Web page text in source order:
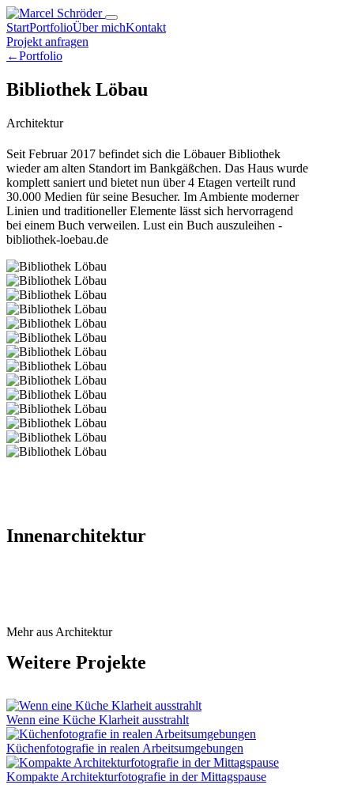
StartPortfolioÜber michKontakt
Projekt anfragen
←Portfolio
Bibliothek Löbau
Architektur
Seit Februar 2017 befindet sich die Löbauer Bibliothek
wieder am alten Standort im Bankgäßchen. Das Haus wurde
komplett saniert und bietet nun über 4 Etagen verteilt rund
30.000 Medien für seine Besucher. Im Ambiente moderner
Linien und traditioneller Elemente lässt sich hervorragend
bei einem Buch verweilen. Lust ein Buch auszuleihen -
bibliothek-loebau.de
Innenarchitektur
Mehr aus Architektur
Weitere Projekte
Wenn eine Küche Klarheit ausstrahlt
Küchenfotografie in realen Arbeitsumgebungen
Kompakte Architekturfotografie in der Mittagspause